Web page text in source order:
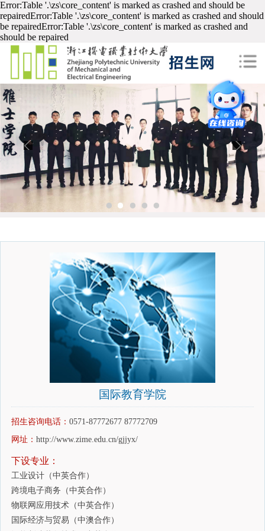
Error:Table '.\zs\core_content' is marked as crashed and should be
repairedError:Table '.\zs\core_content' is marked as crashed and should
be repairedError:Table '.\zs\core_content' is marked as crashed and
should be repaired
1 2
国际教育学院
招生咨询电话：0571-87772677 87772709
网址：http://www.zime.edu.cn/gjjyx/
下设专业：
工业设计（中英合作）
跨境电子商务（中英合作）
物联网应用技术（中英合作）
国际经济与贸易（中澳合作）